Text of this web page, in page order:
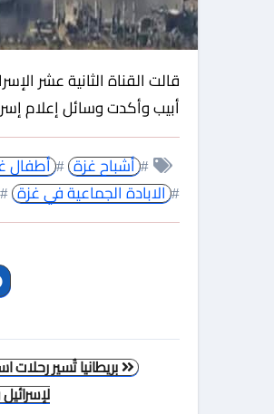
قالت القناة الثانية عشر الإسرائيلية إن فشل منظومة القبة الحديدية أدى إلى سقوط صواريخ حماس على تل
أبيب وأكدت وسائل إعلام
# أشباح غزة # أطفال
# الابادة الجماعية في غزة #
تصفّحبريطانيا تُسير